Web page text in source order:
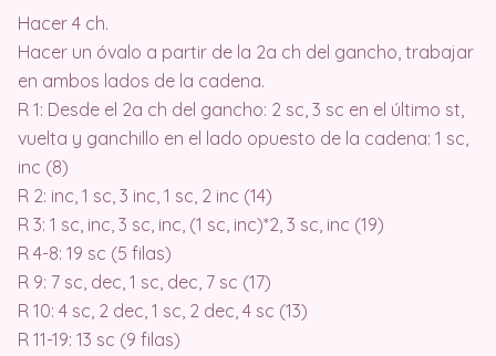
Hacer 4 ch.
Hacer un óvalo a partir de la 2a ch del gancho, trabajar
en ambos lados de la cadena.
R 1: Desde el 2a ch del gancho: 2 sc, 3 sc en el último st,
vuelta y ganchillo en el lado opuesto de la cadena: 1 sc,
inc (8)
R 2: inc, 1 sc, 3 inc, 1 sc, 2 inc (14)
R 3: 1 sc, inc, 3 sc, inc, (1 sc, inc)*2, 3 sc, inc (19)
R 4-8: 19 sc (5 filas)
R 9: 7 sc, dec, 1 sc, dec, 7 sc (17)
R 10: 4 sc, 2 dec, 1 sc, 2 dec, 4 sc (13)
R 11-19: 13 sc (9 filas)